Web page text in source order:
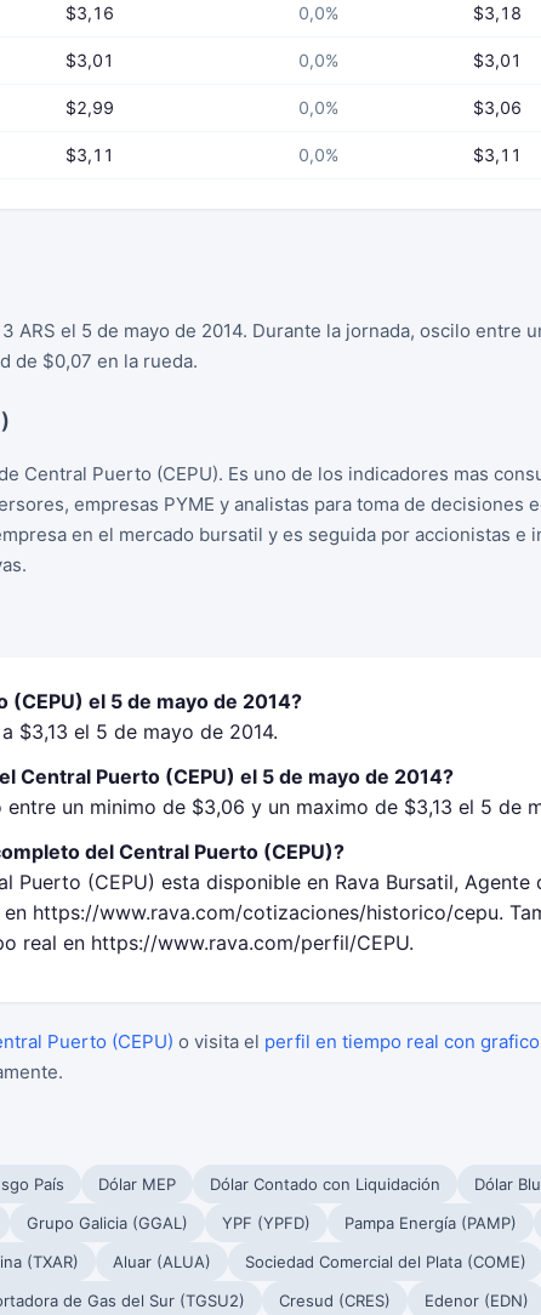
$3,16 0,0% $3,18
$3,01 0,0% $3,01
$2,99 0,0% $3,06
$3,11 0,0% $3,11
ARS el 5 de mayo de 2014. Durante la jornada, oscilo entre
de $0,07 en la rueda.
Central Puerto (CEPU). Es uno de los indicadores mas
empresas PYME y analistas para toma de decisiones
en el mercado bursatil y es seguida por accionistas e
el 5 de mayo de 2014?
$3,13 el 5 de mayo de 2014.
Central Puerto (CEPU) el 5 de mayo de 2014?
un minimo de $3,06 y un maximo de $3,13 el 5 de
del Central Puerto (CEPU)?
Puerto (CEPU) esta disponible en Rava Bursatil, Agente
en https://www.rava.com/cotizaciones/historico/cepu.
real en https://www.rava.com/perfil/CEPU.
Puerto (CEPU) o visita el perfil en tiempo real con
País Dólar MEP Dólar Contado con Liquidación Dólar
Grupo Galicia (GGAL) YPF (YPFD) Pampa Energía (PAMP)
(TXAR) Aluar (ALUA)
Sociedad Comercial del Plata (COME)
de Gas del Sur (TGSU2) Cresud (CRES) Edenor (EDN)